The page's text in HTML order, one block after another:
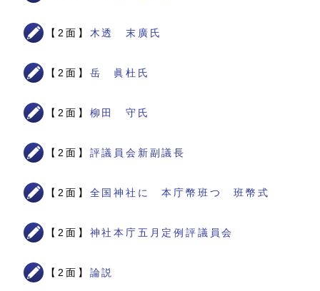
【2面】 木透 末廣氏
【2面】 岳 眞杜氏
【2面】 柳田 守氏
【2面】 評議員会新副議長
【2面】 全国神社に 本庁幣班つ 班幣式
【2面】 神社本庁五月定例評議員会
【2面】 論説